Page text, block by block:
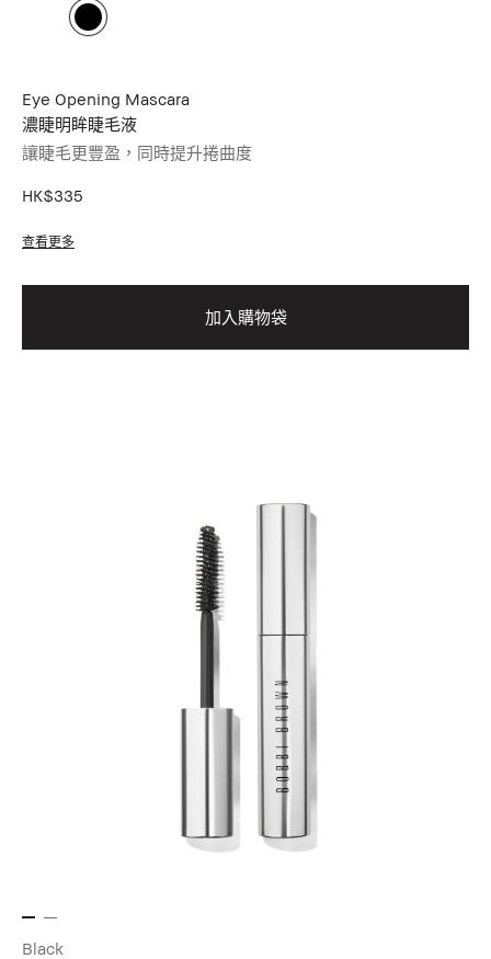
Eye Opening Mascara
濃睫明眸睫毛液
讓睫毛更豐盈，同時提升捲曲度
HK$335
查看更多
加入購物袋
Black